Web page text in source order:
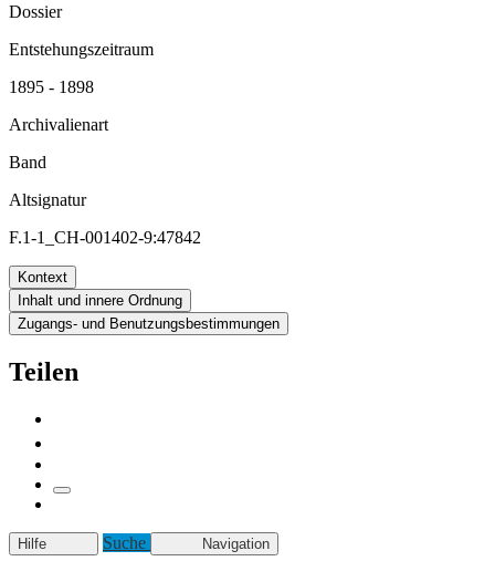
Dossier
Entstehungszeitraum
1895 - 1898
Archivalienart
Band
Altsignatur
F.1-1_CH-001402-9:47842
Kontext
Inhalt und innere Ordnung
Zugangs- und Benutzungsbestimmungen
Teilen
Hilfe Suche Navigation